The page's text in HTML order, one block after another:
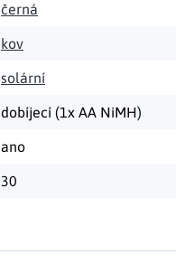
černá
kov
solární
dobíjecí (1x AA NiMH)
ano
30